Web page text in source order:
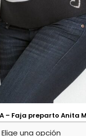
– Faja preparto Anita